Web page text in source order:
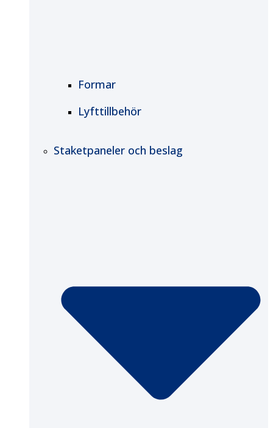
Formar
Lyfttillbehör
Staketpaneler och beslag